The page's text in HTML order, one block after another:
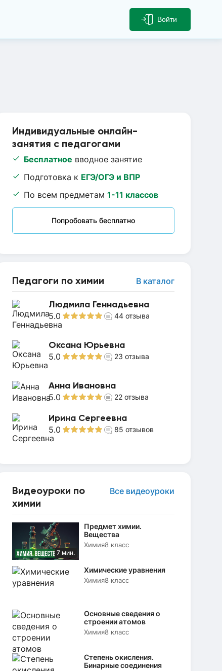
Войти
Индивидуальные онлайн-
занятия с педагогами
Бесплатное вводное занятие
Подготовка к ЕГЭ/ОГЭ и ВПР
По всем предметам 1-11 классов
Попробовать бесплатно
Педагоги по химии В каталог
Людмила Геннадьевна
5.0 44 отзыва
Оксана Юрьевна
5.0 23 отзыва
Анна Ивановна
5.0 22 отзыва
Ирина Сергеевна
5.0 85 отзывов
Видеоуроки по
химии
Все видеоуроки
7 мин.
Предмет химии.
Вещества
Химия8 класс
Химические уравнения
Химия8 класс
Основные сведения о
строении атомов
Химия8 класс
Степень окисления.
Бинарные соединения